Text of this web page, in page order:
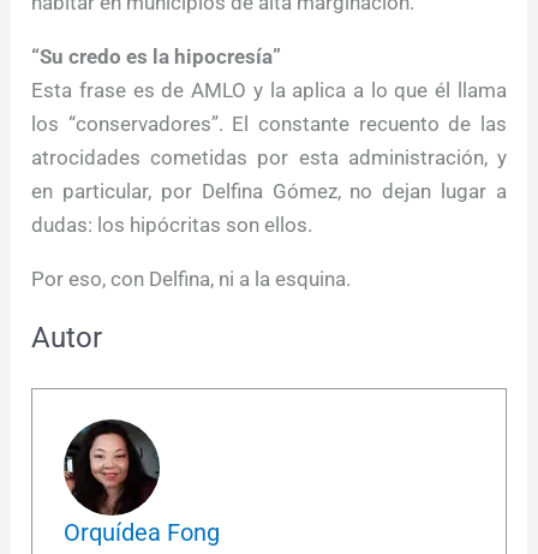
“Su credo es la hipocresía”
Esta frase es de AMLO y la aplica a lo que él llama
los “conservadores”. El constante recuento de las
atrocidades cometidas por esta administración, y
en particular, por Delfina Gómez, no dejan lugar a
dudas: los hipócritas son ellos.
Por eso, con Delfina, ni a la esquina.
Autor
Orquídea Fong